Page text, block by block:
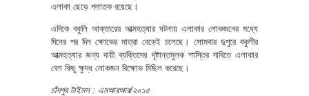
এলাকা ছেড়ে পলাতক রয়েছে।
এদিকে বকুলি আক্তারের আত্মহত্যার ঘটনায় এলাকার লোকজনের মধ্যে
দিনের পর দিন ক্ষোভের মাত্রা বেড়েই চলেছে। সোমবার দুপুরে বকুলীর
আত্মহত্যার জন্য দায়ী ব্যক্তিদের দৃষ্টান্তমুলক শাস্তির দাবিতে এলাকার
বেশ কিছু ক্ষুদ্ধ লোকজন বিক্ষোভ মিছিল করেছে।
চাঁদপুর টাইমস : এমআরআর/২০১৫